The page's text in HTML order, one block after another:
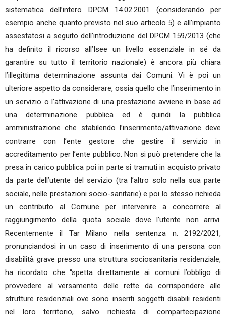
sistematica dell’intero DPCM 14.02.2001 (considerando per
esempio anche quanto previsto nel suo articolo 5) e all’impianto
assestatosi a seguito dell’introduzione del DPCM 159/2013 (che
ha definito il ricorso all’Isee un livello essenziale in sé da
garantire su tutto il territorio nazionale) è ancora più chiara
l’illegittima determinazione assunta dai Comuni. Vi è poi un
ulteriore aspetto da considerare, ossia quello che l’inserimento in
un servizio o l’attivazione di una prestazione avviene in base ad
una determinazione pubblica ed è quindi la pubblica
amministrazione che stabilendo l’inserimento/attivazione deve
contrarre con l’ente gestore che gestire il servizio in
accreditamento per l’ente pubblico. Non si può pretendere che la
presa in carico pubblica poi in parte si tramuti in acquisto privato
da parte dell’utente del servizio (tra l’altro solo nella sua parte
sociale, nelle prestazioni socio-sanitarie) e poi lo stesso richieda
un contributo al Comune per intervenire a concorrere al
raggiungimento della quota sociale dove l’utente non arrivi.
Recentemente il Tar Milano nella sentenza n. 2192/2021,
pronunciandosi in un caso di inserimento di una persona con
disabilità grave presso una struttura sociosanitaria residenziale,
ha ricordato che “spetta direttamente ai comuni l’obbligo di
provvedere al versamento delle rette da corrispondere alle
strutture residenziali ove sono inseriti soggetti disabili residenti
nel loro territorio, salvo richiesta di compartecipazione